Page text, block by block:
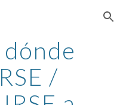
Skip to navigation
/